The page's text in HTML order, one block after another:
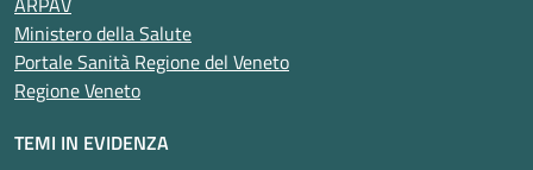
Ministero della Salute
Portale Sanità Regione del Veneto
Regione Veneto
TEMI IN EVIDENZA